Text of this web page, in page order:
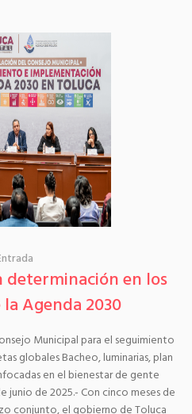
determinación en los
Agenda 2030
Municipal para el seguimiento
globales Bacheo, luminarias, plan
en el bienestar de gente
junio de 2025.- Con cinco meses de